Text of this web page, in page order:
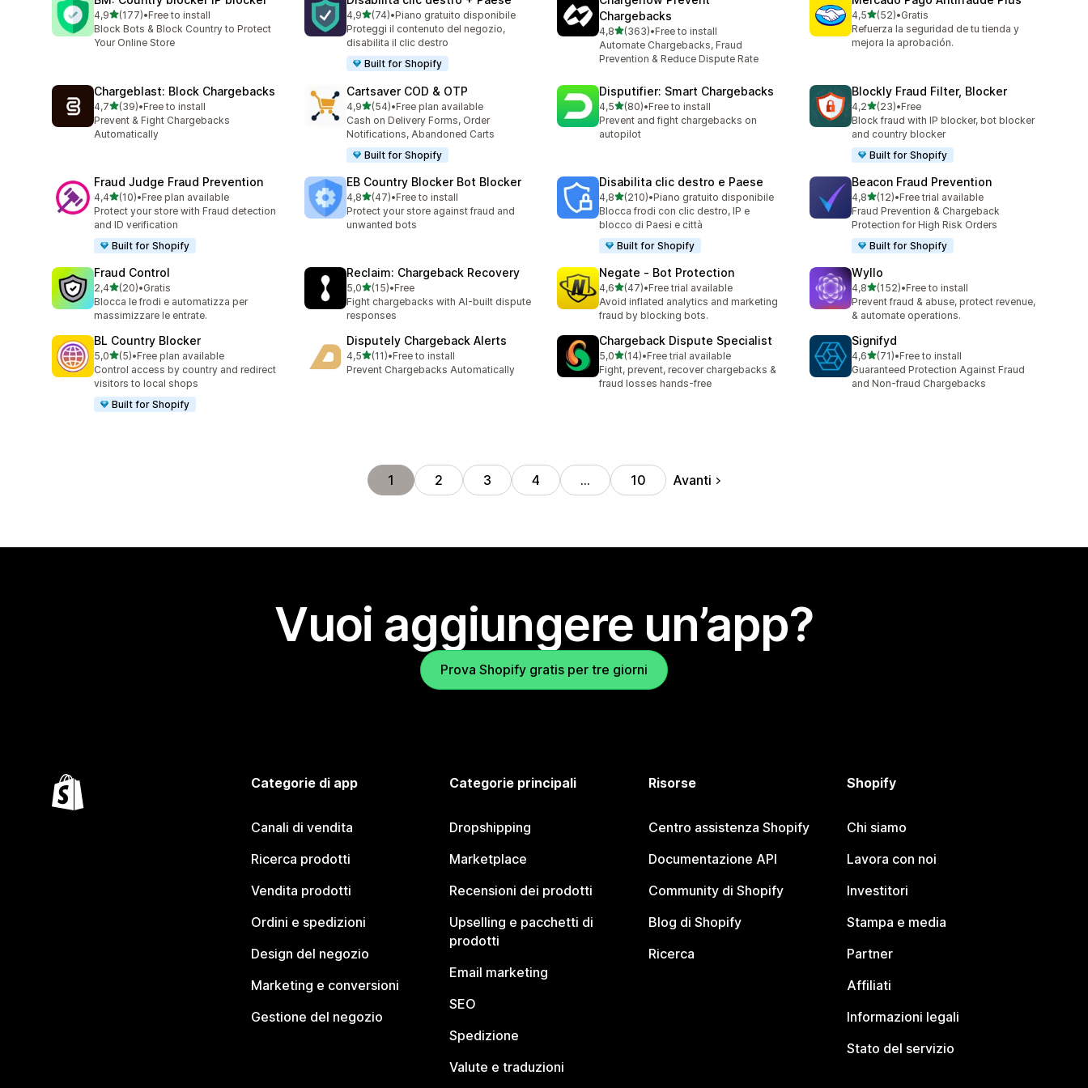
4,9stelle su 5
(177)
177 recensioni totali
•Free to install
Block Bots & Block Country to Protect
Your Online Store
4,9stelle su 5
(74)
74 recensioni totali
•Piano gratuito disponibile
Proteggi il contenuto del negozio,
disabilita il clic destro
Built for Shopify
Chargebacks
4,8stelle su 5
(363)
363 recensioni totali
•Free to install
Automate Chargebacks, Fraud
Prevention & Reduce Dispute Rate
4,5stelle su 5
(52)
52 recensioni totali
•Gratis
Refuerza la seguridad de tu tienda y
mejora la aprobación.
Chargeblast: Block Chargebacks
4,7stelle su 5
(39)
39 recensioni totali
•Free to install
Prevent & Fight Chargebacks
Automatically
Cartsaver COD & OTP
4,9stelle su 5
(54)
54 recensioni totali
•Free plan available
Cash on Delivery Forms, Order
Notifications, Abandoned Carts
Built for Shopify
Disputifier: Smart Chargebacks
4,5stelle su 5
(80)
80 recensioni totali
•Free to install
Prevent and fight chargebacks on
autopilot
Blockly Fraud Filter, Blocker
4,2stelle su 5
(23)
23 recensioni totali
•Free
Block fraud with IP blocker, bot blocker
and country blocker
Built for Shopify
Fraud Judge Fraud Prevention
4,4stelle su 5
(10)
10 recensioni totali
•Free plan available
Protect your store with Fraud detection
and ID verification
Built for Shopify
EB Country Blocker Bot Blocker
4,8stelle su 5
(47)
47 recensioni totali
•Free to install
Protect your store against fraud and
unwanted bots
Disabilita clic destro e Paese
4,8stelle su 5
(210)
210 recensioni totali
•Piano gratuito disponibile
Blocca frodi con clic destro, IP e
blocco di Paesi e città
Built for Shopify
Beacon Fraud Prevention
4,8stelle su 5
(12)
12 recensioni totali
•Free trial available
Fraud Prevention & Chargeback
Protection for High Risk Orders
Built for Shopify
Fraud Control
2,4stelle su 5
(20)
20 recensioni totali
•Gratis
Blocca le frodi e automatizza per
massimizzare le entrate.
Reclaim: Chargeback Recovery
5,0stelle su 5
(15)
15 recensioni totali
•Free
Fight chargebacks with AI-built dispute
responses
Negate ‑ Bot Protection
4,6stelle su 5
(47)
47 recensioni totali
•Free trial available
Avoid inflated analytics and marketing
fraud by blocking bots.
Wyllo
4,8stelle su 5
(152)
152 recensioni totali
•Free to install
Prevent fraud & abuse, protect revenue,
& automate operations.
BL Country Blocker
5,0stelle su 5
(5)
5 recensioni totali
•Free plan available
Control access by country and redirect
visitors to local shops
Built for Shopify
Disputely Chargeback Alerts
4,5stelle su 5
(11)
11 recensioni totali
•Free to install
Prevent Chargebacks Automatically
Chargeback Dispute Specialist
5,0stelle su 5
(14)
14 recensioni totali
•Free trial available
Fight, prevent, recover chargebacks &
fraud losses hands-free
Signifyd
4,6stelle su 5
(71)
71 recensioni totali
•Free to install
Guaranteed Protection Against Fraud
and Non-fraud Chargebacks
1 2 3 4 … 10 Avanti
Vuoi aggiungere un’app?
Prova Shopify gratis per tre giorni
Categorie di app
Canali di vendita
Ricerca prodotti
Vendita prodotti
Ordini e spedizioni
Design del negozio
Marketing e conversioni
Gestione del negozio
Categorie principali
Dropshipping
Marketplace
Recensioni dei prodotti
Upselling e pacchetti di
prodotti
Email marketing
SEO
Spedizione
Valute e traduzioni
Risorse
Centro assistenza Shopify
Documentazione API
Community di Shopify
Blog di Shopify
Ricerca
Shopify
Chi siamo
Lavora con noi
Investitori
Stampa e media
Partner
Affiliati
Informazioni legali
Stato del servizio